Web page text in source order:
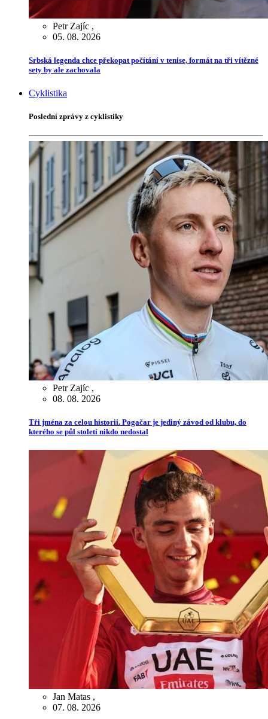
Petr Zajíc ,
05. 08. 2026
Srbská legenda chce překopat počítání v tenise, formát na tři vítězné
sety by ale zachovala
Cyklistika
Poslední zprávy z cyklistiky
Petr Zajíc ,
08. 08. 2026
Tři jména za celou historii. Pogačar je jediný závod od klubu, do
kterého se půl století nikdo nedostal
Jan Matas ,
07. 08. 2026